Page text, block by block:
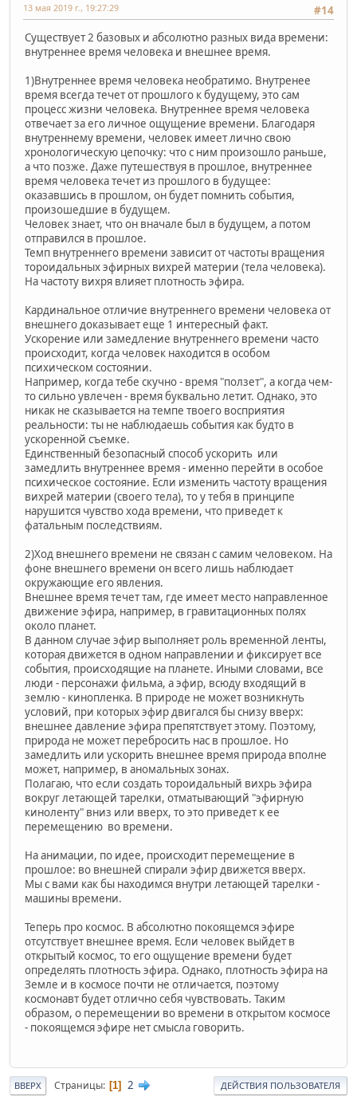
#14
13 мая 2019 г., 19:27:29
Существует 2 базовых и абсолютно разных вида времени:
внутреннее время человека и внешнее время.
1)Внутреннее время человека необратимо. Внутренее
время всегда течет от прошлого к будущему, это сам
процесс жизни человека. Внутреннее время человека
отвечает за его личное ощущение времени. Благодаря
внутреннему времени, человек имеет лично свою
хронологическую цепочку: что с ним произошло раньше,
а что позже. Даже путешествуя в прошлое, внутреннее
время человека течет из прошлого в будущее:
оказавшись в прошлом, он будет помнить события,
произошедшие в будущем.
Человек знает, что он вначале был в будущем, а потом
отправился в прошлое.
Темп внутреннего времени зависит от частоты вращения
тороидальных эфирных вихрей материи (тела человека).
На частоту вихря влияет плотность эфира.
Кардинальное отличие внутреннего времени человека от
внешнего доказывает еще 1 интересный факт.
Ускорение или замедление внутреннего времени часто
происходит, когда человек находится в особом
психическом состоянии.
Например, когда тебе скучно - время "ползет", а когда чем-
то сильно увлечен - время буквально летит. Однако, это
никак не сказывается на темпе твоего восприятия
реальности: ты не наблюдаешь события как будто в
ускоренной съемке.
Единственный безопасный способ ускорить или
замедлить внутреннее время - именно перейти в особое
психическое состояние. Если изменить частоту вращения
вихрей материи (своего тела), то у тебя в принципе
нарушится чувство хода времени, что приведет к
фатальным последствиям.
2)Ход внешнего времени не связан с самим человеком. На
фоне внешнего времени он всего лишь наблюдает
окружающие его явления.
Внешнее время течет там, где имеет место направленное
движение эфира, например, в гравитационных полях
около планет.
В данном случае эфир выполняет роль временной ленты,
которая движется в одном направлении и фиксирует все
события, происходящие на планете. Иными словами, все
люди - персонажи фильма, а эфир, всюду входящий в
землю - кинопленка. В природе не может возникнуть
условий, при которых эфир двигался бы снизу вверх:
внешнее давление эфира препятствует этому. Поэтому,
природа не может перебросить нас в прошлое. Но
замедлить или ускорить внешнее время природа вполне
может, например, в аномальных зонах.
Полагаю, что если создать тороидальный вихрь эфира
вокруг летающей тарелки, отматывающий "эфирную
киноленту" вниз или вверх, то это приведет к ее
перемещению во времени.
На анимации, по идее, происходит перемещение в
прошлое: во внешней спирали эфир движется вверх.
Мы с вами как бы находимся внутри летающей тарелки -
машины времени.
Теперь про космос. В абсолютно покоящемся эфире
отсутствует внешнее время. Если человек выйдет в
открытый космос, то его ощущение времени будет
определять плотность эфира. Однако, плотность эфира на
Земле и в космосе почти не отличается, поэтому
космонавт будет отлично себя чувствовать. Таким
образом, о перемещении во времени в открытом космосе
- покоящемся эфире нет смысла говорить.
ВВЕРХ Страницы 1 2 ДЕЙСТВИЯ ПОЛЬЗОВАТЕЛЯ